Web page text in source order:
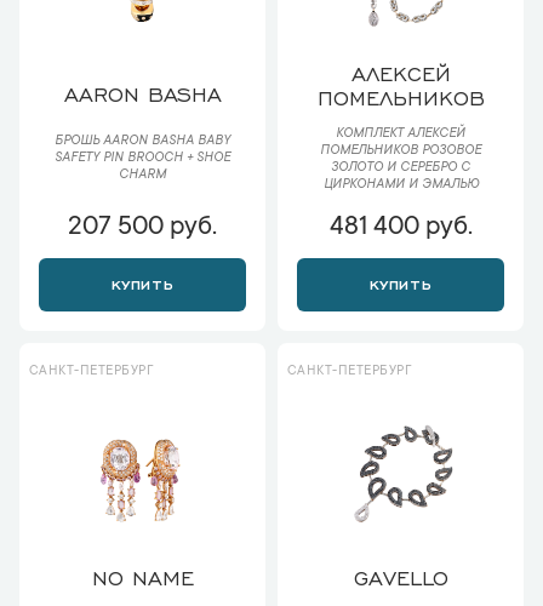
AARON BASHA
БРОШЬ AARON BASHA BABY
SAFETY PIN BROOCH + SHOE
CHARM
207 500 руб.
КУПИТЬ
АЛЕКСЕЙ
ПОМЕЛЬНИКОВ
КОМПЛЕКТ АЛЕКСЕЙ
ПОМЕЛЬНИКОВ РОЗОВОЕ
ЗОЛОТО И СЕРЕБРО С
ЦИРКОНАМИ И ЭМАЛЬЮ
481 400 руб.
КУПИТЬ
САНКТ-ПЕТЕРБУРГ
NO NAME
САНКТ-ПЕТЕРБУРГ
GAVELLO